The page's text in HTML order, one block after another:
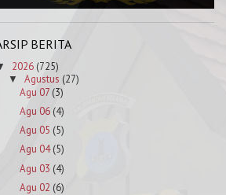
BERITA
2026 (725)
▼ Agustus (27)
Agu 07 (3)
Agu 06 (4)
Agu 05 (5)
Agu 04 (5)
Agu 03 (4)
Agu 02 (6)